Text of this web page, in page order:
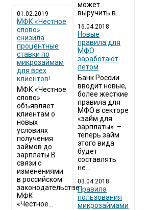
01.02.2019
МФК «Честное
слово»
снизила
процентные
ставки по
микрозаймам
для всех
клиентов!
МФК «Честное
слово»
объявляет
клиентам о
новых
условиях
получения
займов до
зарплаты В
связи с
изменениями
в российском
законодательстве
МФК
«Честное...
может
выручить в...
16.04.2018
Новые
правила для
МФО
заработают
летом
Банк России
вводит новые,
более жесткие
правила для
МФО в секторе
«займ для
зарплаты» –
теперь займ
этого вида
будет
составлять
не...
03.04.2018
​Правила
пользования
микрозаймами